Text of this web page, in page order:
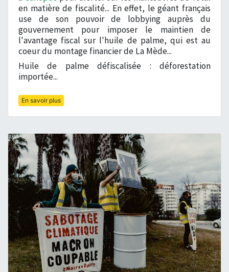
en matière de fiscalité... En effet, le géant français
use de son pouvoir de lobbying auprès du
gouvernement pour imposer le maintien de
l'avantage fiscal sur l'huile de palme, qui est au
coeur du montage financier de La Mède...
Huile de palme défiscalisée : déforestation
importée...
En savoir plus